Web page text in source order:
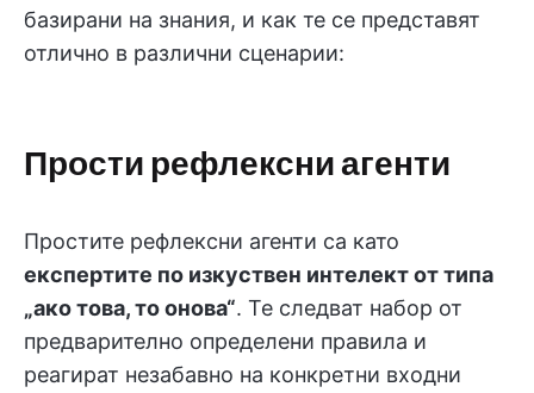
базирани на знания, и как те се представят
отлично в различни сценарии:
Прости рефлексни агенти
Простите рефлексни агенти са като
експертите по изкуствен интелект от типа
„ако това, то онова“. Те следват набор от
предварително определени правила и
реагират незабавно на конкретни входни